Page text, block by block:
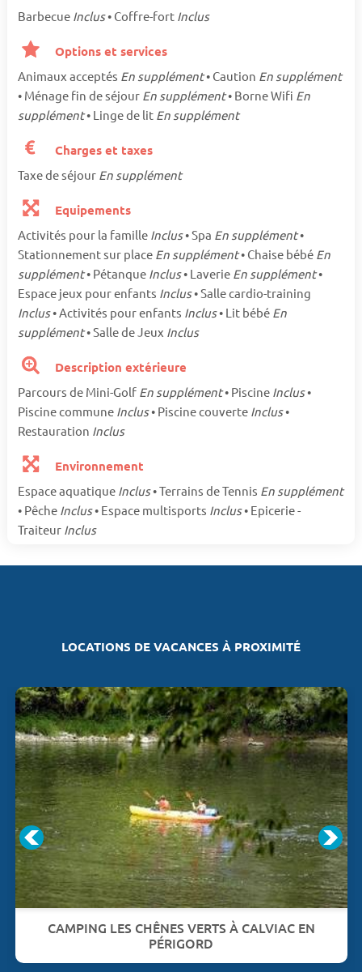
Barbecue Inclus• Coffre-fort Inclus
Options et services
Animaux acceptés En supplément• Caution En supplément
• Ménage fin de séjour En supplément• Borne Wifi En
supplément• Linge de lit En supplément
Charges et taxes
Taxe de séjour En supplément
Equipements
Activités pour la famille Inclus• Spa En supplément•
Stationnement sur place En supplément• Chaise bébé En
supplément• Pétanque Inclus• Laverie En supplément•
Espace jeux pour enfants Inclus• Salle cardio-training
Inclus• Activités pour enfants Inclus• Lit bébé En
supplément• Salle de Jeux Inclus
Description extérieure
Parcours de Mini-Golf En supplément• Piscine Inclus•
Piscine commune Inclus• Piscine couverte Inclus•
Restauration Inclus
Environnement
Espace aquatique Inclus• Terrains de Tennis En supplément
• Pêche Inclus• Espace multisports Inclus• Epicerie -
Traiteur Inclus
LOCATIONS DE VACANCES À PROXIMITÉ
CAMPING LES CHÊNES VERTS À CALVIAC EN
PÉRIGORD